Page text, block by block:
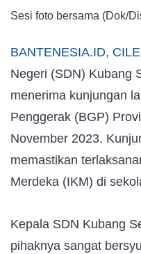
Sesi foto bersama (Dok/
BANTENESIA.ID,
Negeri (SDN) Kubang
menerima kunjungan
Penggerak (BGP)
November 2023.
memastikan
Merdeka (IKM) di
Kepala SDN Kubang
pihaknya sangat